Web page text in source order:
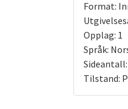
Format:
Opplag: 1
Språk:
Tilstand: